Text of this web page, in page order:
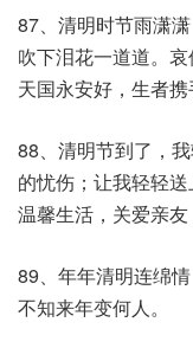
87、清明时节雨潇
吹下泪花一道道。
天国永安好，生者
88、清明节到了，
的忧伤；让我轻轻送
温馨生活，关爱亲友
89、年年清明连绵
不知来年变何人。